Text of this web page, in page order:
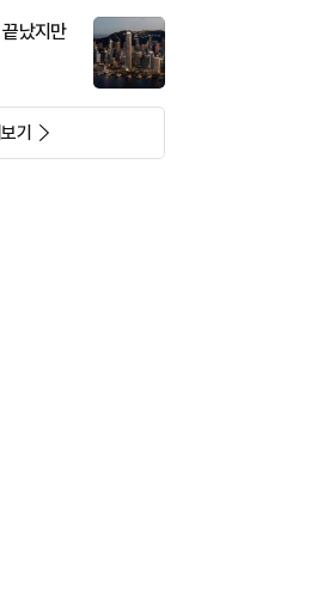
났지만
기